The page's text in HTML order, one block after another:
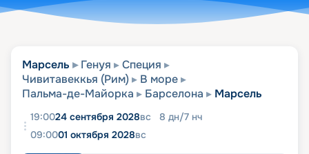
Марсель Генуя
Специя
Чивитавеккья (Рим)
В море
Пальма-де-Майорка
Барселона Марсель
19:0024 сентября 2028вс 8 дн/7 нч
09:0001 октября 2028вс